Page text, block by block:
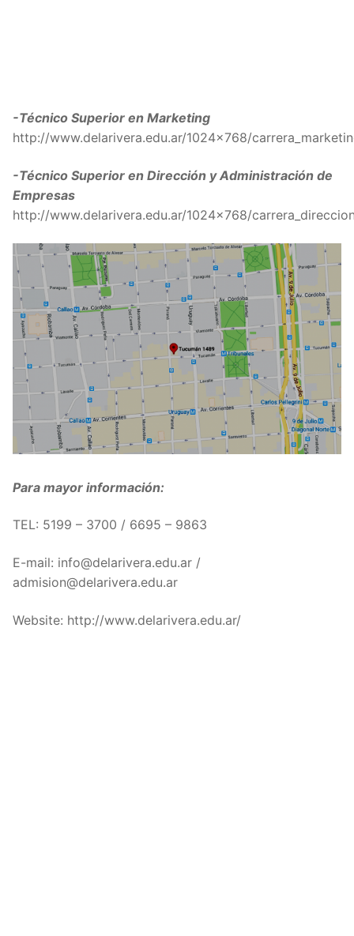
-Técnico Superior en Marketing
http://www.delarivera.edu.ar/1024×768/
-Técnico Superior en Dirección y Administración de
Empresas
http://www.delarivera.edu.ar/1024×768/
Para mayor información:
TEL: 5199 – 3700 / 6695 – 9863
E-mail: info@delarivera.edu.ar /
admision@delarivera.edu.ar
Website: http://www.delarivera.edu.ar/